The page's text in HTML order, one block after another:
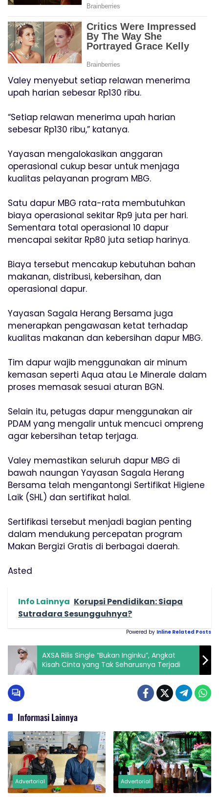
Valey menyebut setiap relawan menerima
upah harian sebesar Rp130 ribu.
“Setiap relawan menerima upah harian
sebesar Rp130 ribu,” katanya.
Yayasan mengalokasikan anggaran
operasional cukup besar untuk menjaga
kualitas pelayanan program MBG.
Satu dapur MBG rata-rata membutuhkan
biaya operasional sekitar Rp9 juta per hari.
Sementara total operasional 10 dapur
mencapai sekitar Rp80 juta setiap harinya.
Biaya tersebut mencakup kebutuhan bahan
makanan, distribusi, kebersihan, dan
operasional dapur.
Yayasan Sagala Herang Bersama juga
menerapkan pengawasan ketat terhadap
kualitas makanan dan kebersihan dapur MBG.
Tim dapur wajib menggunakan air minum
kemasan seperti Aqua atau Le Minerale dalam
proses memasak sesuai aturan BGN.
Selain itu, petugas dapur menggunakan air
PDAM yang mengalir untuk mencuci ompreng
agar kebersihan tetap terjaga.
Valey memastikan seluruh dapur MBG di
bawah naungan Yayasan Sagala Herang
Bersama telah mengantongi Sertifikat Higiene
Laik (SHL) dan sertifikat halal.
Sertifikasi tersebut menjadi bagian penting
dalam mendukung percepatan program
Makan Bergizi Gratis di berbagai daerah.
Asted
Info Lainnya Korupsi Pendidikan: Siapa
Sutradara Sesungguhnya?
Powered by Inline Related Posts
AXSA Rilis Single “Bukan Inginku”, Angkat
Kisah Cinta yang Tak Seharusnya Terjadi
Informasi Lainnya
Advertorial Advertorial